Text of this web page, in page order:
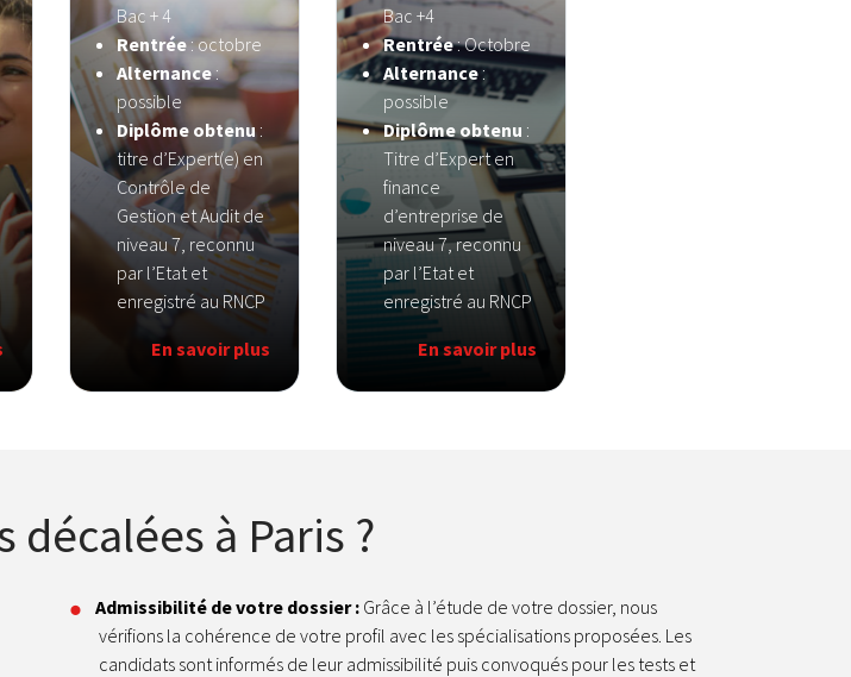
Bac + 4
Rentrée: octobre
Alternance:
possible
Diplôme obtenu:
titre d’Expert(e) en
Contrôle de
Gestion et Audit de
niveau 7, reconnu
par l’Etat et
enregistré au RNCP
En savoir plus
Bac +4
Rentrée: Octobre
Alternance:
possible
Diplôme obtenu :
Titre d’Expert en
finance
d’entreprise de
niveau 7, reconnu
par l’Etat et
enregistré au RNCP
En savoir plus
à Paris ?
Admissibilité de votre dossier : Grâce à l’étude de votre dossier, nous
vérifions la cohérence de votre profil avec les spécialisations proposées. Les
candidats sont informés de leur admissibilité puis convoqués pour les tests et